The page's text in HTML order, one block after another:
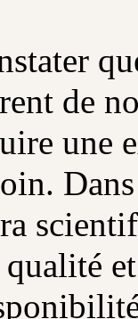
de
une